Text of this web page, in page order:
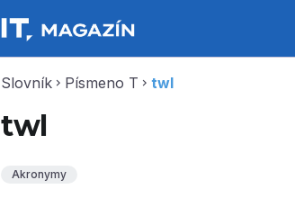
Slovník chevron_right Písmeno T chevron_right twl
twl
Akronymy